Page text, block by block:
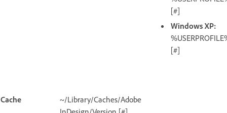
[#]
Windows XP:
[#]
Cache
~/Library/Caches/Adobe